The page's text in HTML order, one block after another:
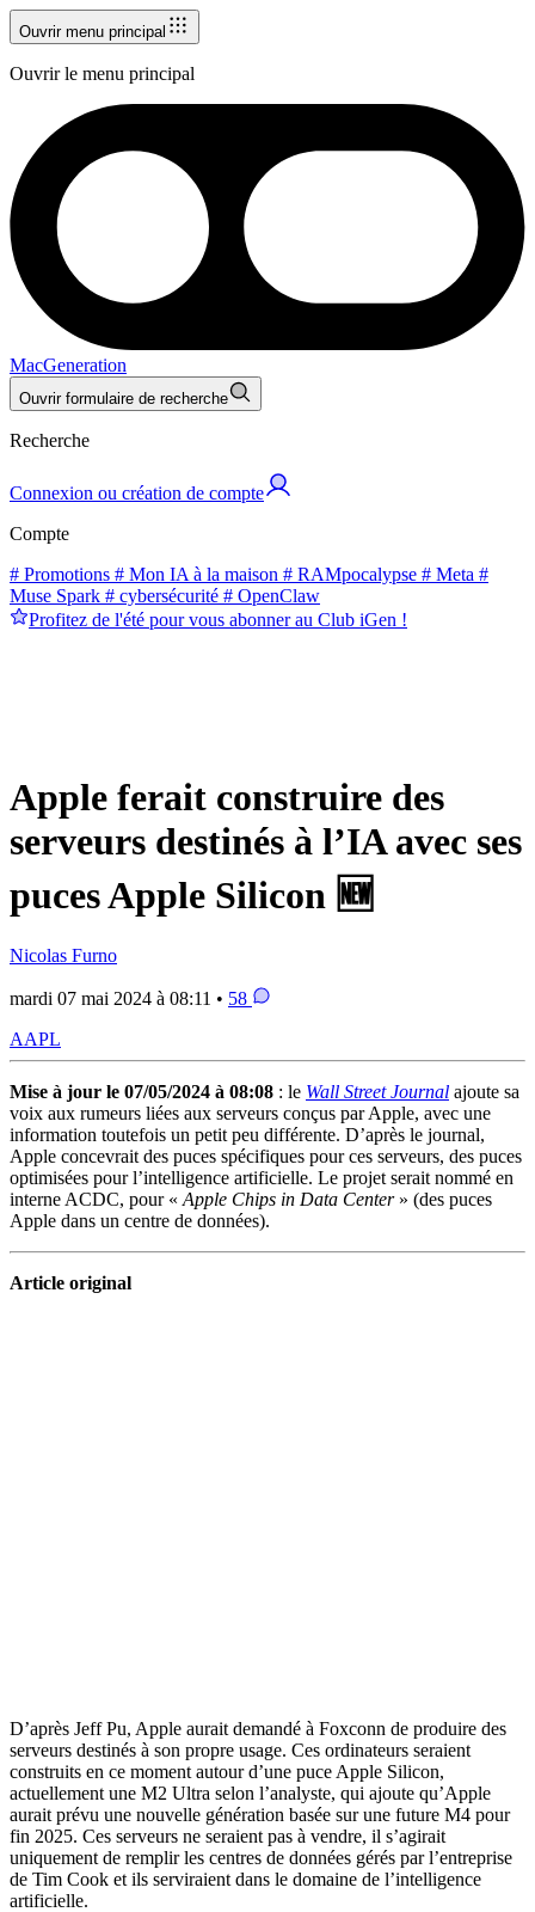
Ouvrir menu principal
Ouvrir le menu principal
MacGeneration
Ouvrir formulaire de recherche
Recherche
Connexion ou création de compte
Compte
# Promotions # Mon IA à la maison # RAMpocalypse # Meta #
Muse Spark # cybersécurité # OpenClaw
Profitez de l'été pour vous abonner au Club iGen !
Apple ferait construire des
serveurs destinés à l’IA avec ses
puces Apple Silicon 🆕
Nicolas Furno
mardi 07 mai 2024 à 08:11 • 58
AAPL
Mise à jour le 07/05/2024 à 08:08 : le Wall Street Journal ajoute sa
voix aux rumeurs liées aux serveurs conçus par Apple, avec une
information toutefois un petit peu différente. D’après le journal,
Apple concevrait des puces spécifiques pour ces serveurs, des puces
optimisées pour l’intelligence artificielle. Le projet serait nommé en
interne ACDC, pour « Apple Chips in Data Center» (des puces
Apple dans un centre de données).
Article original
D’après Jeff Pu, Apple aurait demandé à Foxconn de produire des
serveurs destinés à son propre usage. Ces ordinateurs seraient
construits en ce moment autour d’une puce Apple Silicon,
actuellement une M2 Ultra selon l’analyste, qui ajoute qu’Apple
aurait prévu une nouvelle génération basée sur une future M4 pour
fin 2025. Ces serveurs ne seraient pas à vendre, il s’agirait
uniquement de remplir les centres de données gérés par l’entreprise
de Tim Cook et ils serviraient dans le domaine de l’intelligence
artificielle.